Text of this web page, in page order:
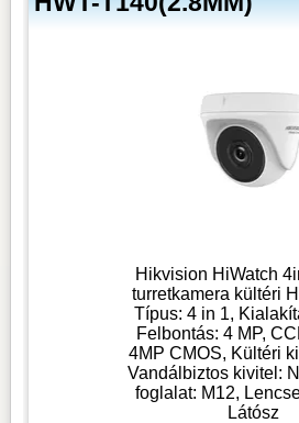
Hikvision HiWatch
turretkamera kültéri
Típus: 4 in 1,
Felbontás: 4 MP,
4MP CMOS, Kültéri
Vandálbiztos kivitel:
foglalat: M12,
Látósz